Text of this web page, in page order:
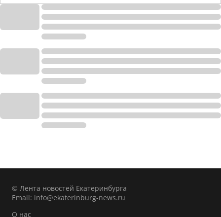
© Лента новостей Екатеринбурга
Email: info@ekaterinburg-news.ru
О нас